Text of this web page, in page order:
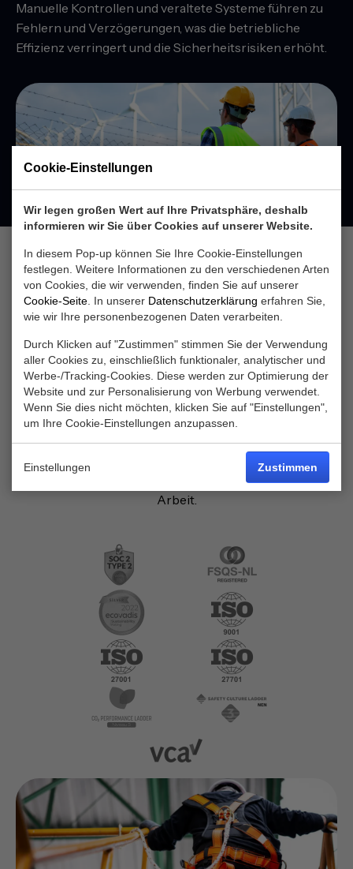
Cookie-Einstellungen
Wir legen großen Wert auf Ihre Privatsphäre, deshalb
informieren wir Sie über Cookies auf unserer Website.
In diesem Pop-up können Sie Ihre Cookie-Einstellungen
festlegen. Weitere Informationen zu den verschiedenen Arten
von Cookies, die wir verwenden, finden Sie auf unserer
Cookie-Seite . In unserer Datenschutzerklärung erfahren Sie,
wie wir Ihre personenbezogenen Daten verarbeiten.
Durch Klicken auf "Zustimmen" stimmen Sie der Verwendung
aller Cookies zu, einschließlich funktionaler, analytischer und
Werbe-/Tracking-Cookies. Diese werden zur Optimierung der
Website und zur Personalisierung von Werbung verwendet.
Wenn Sie dies nicht möchten, klicken Sie auf "Einstellungen",
um Ihre Cookie-Einstellungen anzupassen.
Einstellungen Zustimmen
Manuelle Kontrollen und veraltete Systeme führen zu
Fehlern und Verzögerungen, was die betriebliche
Effizienz verringert und die Sicherheitsrisiken erhöht.
Unsere Zertifikate
Verifiziert. Bewährt.
Unsere Zertifikate stehen für unser konsequentes
Engagement in Qualität und Zuverlässigkeit. Sie
belegen, dass wir höchste Standards in allen Bereichen
erfüllen – von Sicherheit über Effizienz bis hin zur
professionellen Umsetzung. Für uns ist klar: Exzellenz
ist kein Zufall, sondern das Ergebnis konsequenter
Arbeit.